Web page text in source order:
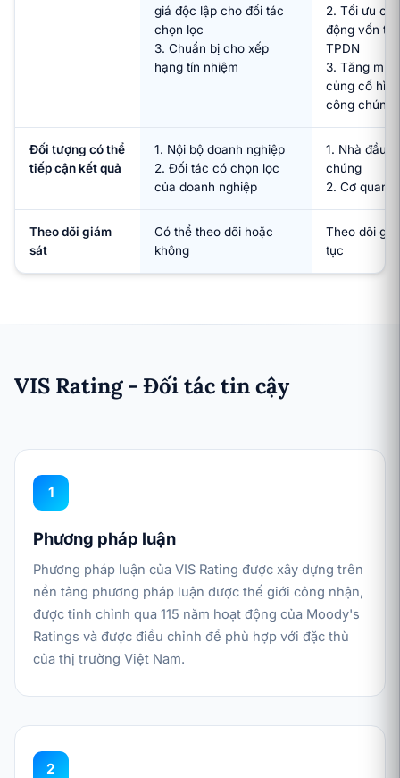
giá độc lập cho đối tác
chọn lọc
3. Chuẩn bị cho xếp
hạng tín nhiệm
2. Tối ưu chi
động vốn
TPDN
3. Tăng
củng cố
công chúng
Đối tượng có thể
tiếp cận kết quả
1. Nội bộ doanh nghiệp
2. Đối tác có chọn lọc
của doanh nghiệp
1. Nhà đầu
chúng
2. Cơ quan
Theo dõi giám
sát
Có thể theo dõi hoặc
không
Theo dõi
tục
VIS Rating - Đối tác tin cậy
1
Phương pháp luận
Phương pháp luận của VIS Rating được xây dựng trên
nền tảng phương pháp luận được thế giới công nhận,
được tinh chỉnh qua 115 năm hoạt động của Moody's
Ratings và được điều chỉnh để phù hợp với đặc thù
của thị trường Việt Nam.
2